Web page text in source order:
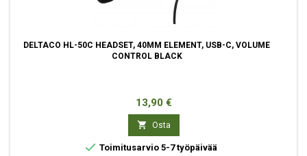
DELTACO HL-50C HEADSET, 40MM ELEMENT, USB-C, VOLUME
CONTROL BLACK
Hinta
13,90 €
 Osta
 Toimitusarvio 5-7 työpäivää